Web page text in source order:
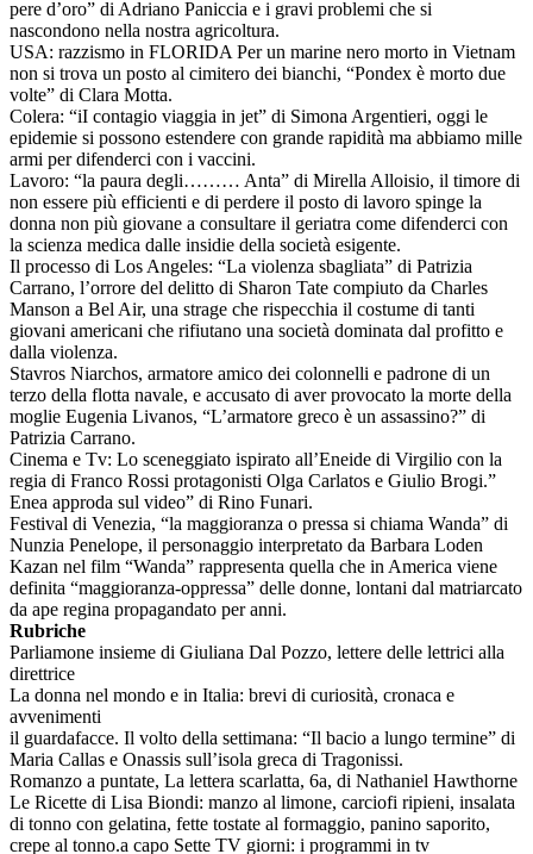
pere d’oro” di Adriano Paniccia e i gravi problemi che si
nascondono nella nostra agricoltura.
USA: razzismo in FLORIDA Per un marine nero morto in Vietnam
non si trova un posto al cimitero dei bianchi, “Pondex è morto due
volte” di Clara Motta.
Colera: “iI contagio viaggia in jet” di Simona Argentieri, oggi le
epidemie si possono estendere con grande rapidità ma abbiamo mille
armi per difenderci con i vaccini.
Lavoro: “la paura degli……… Anta” di Mirella Alloisio, il timore di
non essere più efficienti e di perdere il posto di lavoro spinge la
donna non più giovane a consultare il geriatra come difenderci con
la scienza medica dalle insidie della società esigente.
Il processo di Los Angeles: “La violenza sbagliata” di Patrizia
Carrano, l’orrore del delitto di Sharon Tate compiuto da Charles
Manson a Bel Air, una strage che rispecchia il costume di tanti
giovani americani che rifiutano una società dominata dal profitto e
dalla violenza.
Stavros Niarchos, armatore amico dei colonnelli e padrone di un
terzo della flotta navale, e accusato di aver provocato la morte della
moglie Eugenia Livanos, “L’armatore greco è un assassino?” di
Patrizia Carrano.
Cinema e Tv: Lo sceneggiato ispirato all’Eneide di Virgilio con la
regia di Franco Rossi protagonisti Olga Carlatos e Giulio Brogi.”
Enea approda sul video” di Rino Funari.
Festival di Venezia, “la maggioranza o pressa si chiama Wanda” di
Nunzia Penelope, il personaggio interpretato da Barbara Loden
Kazan nel film “Wanda” rappresenta quella che in America viene
definita “maggioranza-oppressa” delle donne, lontani dal matriarcato
da ape regina propagandato per anni.
Rubriche
Parliamone insieme di Giuliana Dal Pozzo, lettere delle lettrici alla
direttrice
La donna nel mondo e in Italia: brevi di curiosità, cronaca e
avvenimenti
il guardafacce. Il volto della settimana: “Il bacio a lungo termine” di
Maria Callas e Onassis sull’isola greca di Tragonissi.
Romanzo a puntate, La lettera scarlatta, 6a, di Nathaniel Hawthorne
Le Ricette di Lisa Biondi: manzo al limone, carciofi ripieni, insalata
di tonno con gelatina, fette tostate al formaggio, panino saporito,
crepe al tonno.a capo Sette TV giorni: i programmi in tv